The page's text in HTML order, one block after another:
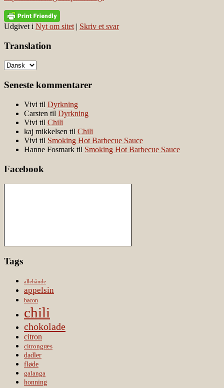
Udgivet i Nyt om sitet | Skriv et svar
Translation
Seneste kommentarer
Vivi til Dyrkning
Carsten til Dyrkning
Vivi til Chili
kaj mikkelsen til Chili
Vivi til Smoking Hot Barbecue Sauce
Hanne Fosmark til Smoking Hot Barbecue Sauce
Facebook
Tags
allehånde
appelsin
bacon
chili
chokolade
citron
citrongræs
dadler
fløde
galanga
honning